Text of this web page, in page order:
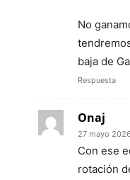
No
baja de
Respuesta
Onaj
27 mayo
Con ese
rotación